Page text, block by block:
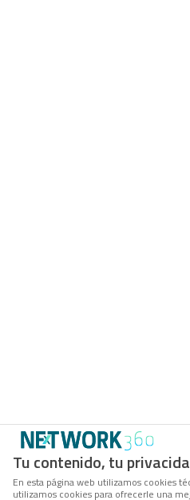
Tu contenido, tu
En esta página web utilizamos cookies
utilizamos cookies para ofrecerle una